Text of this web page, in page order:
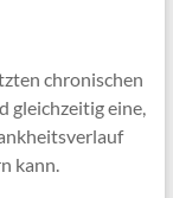
chronischen
gleichzeitig eine,
kann.